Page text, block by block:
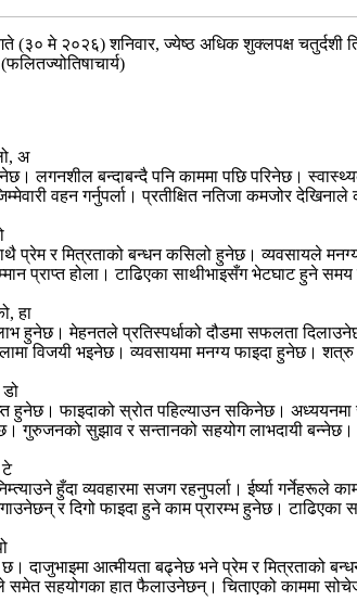
मे २०२६) शनिवार, ज्येष्ठ अधिक शुक्लपक्ष चतुर्दशी
अ
लगनशील बन्दाबन्दै पनि काममा पछि परिनेछ।
वहन गर्नुपर्ला। प्रतीक्षित नतिजा कमजोर
प्रेम र मित्रताको बन्धन कसिलो हुनेछ। व्यवसायले
प्राप्त होला। टाढिएका साथीभाइसँग भेटघाट हुने
हा
हुनेछ। मेहनतले प्रतिस्पर्धाको दौडमा सफलता
विजयी भइनेछ। व्यवसायमा मनग्य फाइदा हुनेछ।
हुनेछ। फाइदाको स्रोत पहिल्याउन सकिनेछ। अध्ययनमा
गुरुजनको सुझाव र सन्तानको सहयोग लाभदायी बन्नेछ।
टे
हुँदा व्यवहारमा सजग रहनुपर्ला। ईर्ष्या गर्नेहरूले
र दिगो फाइदा हुने काम प्रारम्भ हुनेछ। टाढिएका
छ। दाजुभाइमा आत्मीयता बढ्नेछ भने प्रेम र मित्रताको
समेत सहयोगका हात फैलाउनेछन्। चिताएको काममा